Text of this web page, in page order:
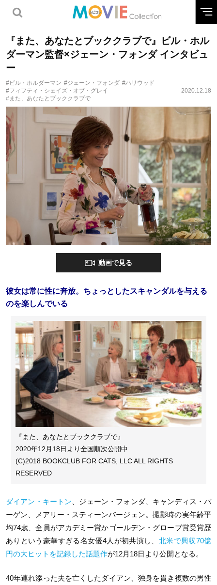
『また、あなたとブッククラブで』ビル・ホル
ダーマン監督×ジェーン・フォンダ インタビュ
ー
#ビル・ホルダーマン #ジェーン・フォンダ #ハリウッド
#フィフティ・シェイズ・オブ・グレイ
#また、あなたとブッククラブで
2020.12.18
動画で見る
彼女は常に性に奔放。ちょっとしたスキャンダルを与える
のを楽しんでいる
『また、あなたとブッククラブで』
2020年12月18日より全国順次公開中
(C)2018 BOOKCLUB FOR CATS, LLC ALL RIGHTS
RESERVED
ダイアン・キートン 、ジェーン・フォンダ、キャンディス・バ
ーゲン、メアリー・スティーンバージェン。撮影時の実年齢平
均74歳、全員がアカデミー賞かゴールデン・グローブ賞受賞歴
ありという豪華すぎる名女優4人が初共演し、 北米で興収70億
円の大ヒットを記録した話題作が12月18日より公開となる。
40年連れ添った夫を亡くしたダイアン、独身を貫き複数の男性